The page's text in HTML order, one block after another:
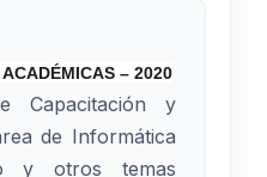
– 2020
Capacitación y
de Informática
y otros temas